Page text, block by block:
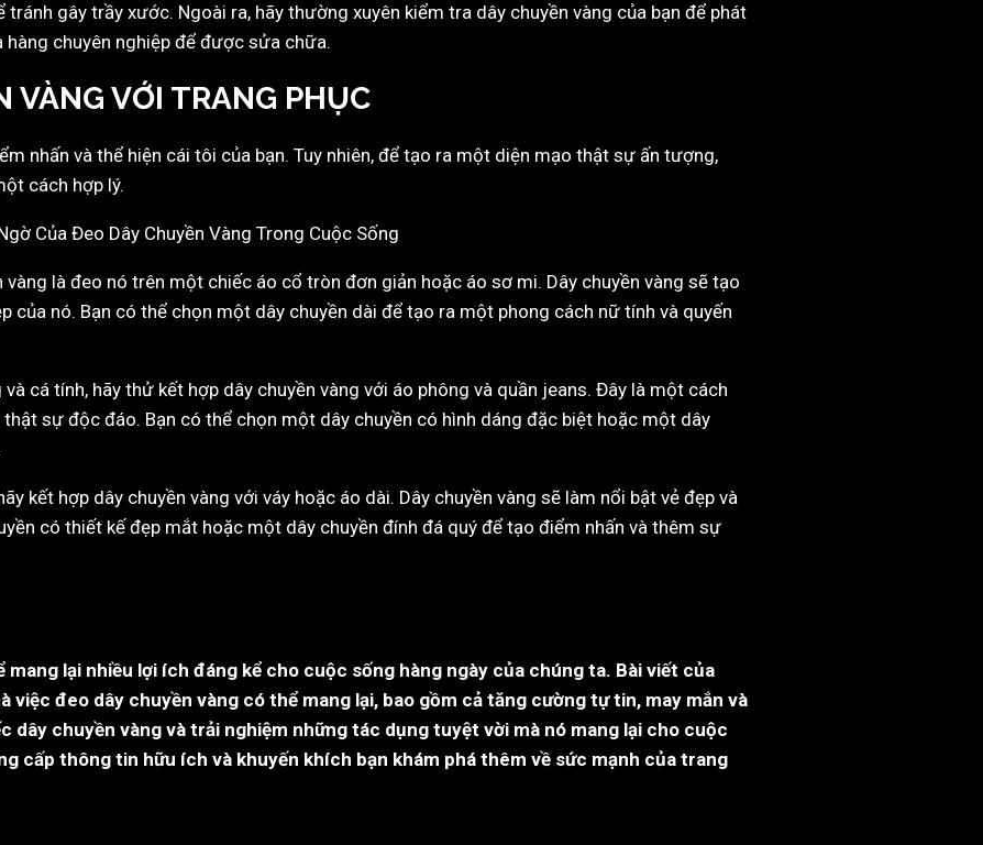
gây trầy xước. Ngoài ra, hãy thường xuyên kiểm tra dây chuyền vàng của bạn để phát
chuyên nghiệp để được sửa chữa.
VÀNG VỚI TRANG PHỤC
nhấn và thể hiện cái tôi của bạn. Tuy nhiên, để tạo ra một diện mạo thật sự ấn tượng,
cách hợp lý.
là đeo nó trên một chiếc áo cổ tròn đơn giản hoặc áo sơ mi. Dây chuyền vàng sẽ tạo
của nó. Bạn có thể chọn một dây chuyền dài để tạo ra một phong cách nữ tính và quyến
cá tính, hãy thử kết hợp dây chuyền vàng với áo phông và quần jeans. Đây là một cách
sự độc đáo. Bạn có thể chọn một dây chuyền có hình dáng đặc biệt hoặc một dây
kết hợp dây chuyền vàng với váy hoặc áo dài. Dây chuyền vàng sẽ làm nổi bật vẻ đẹp và
có thiết kế đẹp mắt hoặc một dây chuyền đính đá quý để tạo điểm nhấn và thêm sự
lại nhiều lợi ích đáng kể cho cuộc sống hàng ngày của chúng ta. Bài viết của
đeo dây chuyền vàng có thể mang lại, bao gồm cả tăng cường tự tin, may mắn và
chuyền vàng và trải nghiệm những tác dụng tuyệt vời mà nó mang lại cho cuộc
cấp thông tin hữu ích và khuyến khích bạn khám phá thêm về sức mạnh của trang